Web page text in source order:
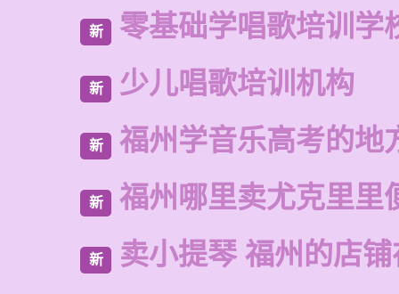
新 零基础学唱歌培训学
新 少儿唱歌培训机构
新 福州学音乐高考的地
新 福州哪里卖尤克里里
新 卖小提琴 福州的店